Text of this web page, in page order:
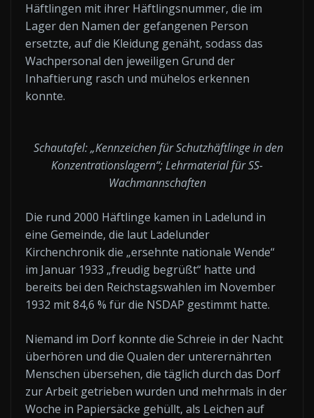
Häftlingen mit ihrer Häftlingsnummer, die im
Lager den Namen der gefangenen Person
ersetzte, auf die Kleidung genäht, sodass das
Wachpersonal den jeweiligen Grund der
Inhaftierung rasch und mühelos erkennen
konnte.
Schautafel: „Kennzeichen für Schutzhäftlinge in den
Konzentrationslagern“; Lehrmaterial für SS-
Wachmannschaften
Die rund 2000 Häftlinge kamen in Ladelund in
eine Gemeinde, die laut Ladelunder
Kirchenchronik die „ersehnte nationale Wende“
im Januar 1933 „freudig begrüßt“ hatte und
bereits bei den Reichstagswahlen im November
1932 mit 84,6 % für die NSDAP gestimmt hatte.
Niemand im Dorf konnte die Schreie in der Nacht
überhören und die Qualen der unterernährten
Menschen übersehen, die täglich durch das Dorf
zur Arbeit getrieben wurden und mehrmals in der
Woche in Papiersäcke gehüllt, als Leichen auf